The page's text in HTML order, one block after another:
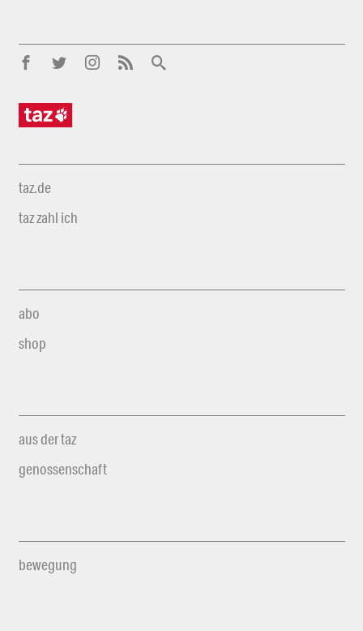
taz.de
taz zahl ich
abo
shop
aus der taz
genossenschaft
bewegung